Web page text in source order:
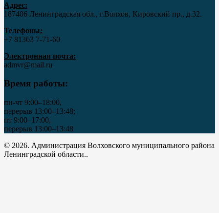
Адрес:
187406 Ленинградская обл., г.Волхов, Кировский пр., д.32.
Телефоны:
+7 81363 7‑71-60
Электронная почта:
admvr@mail.ru
Время работы:
пн-чт 9:00–18:00,
перерыв 13:00–13:48;
пт 9:00–17:00,
перерыв 13:00–13:48
© 2026. Администрация Волховского муниципального района
Ленинградской области..